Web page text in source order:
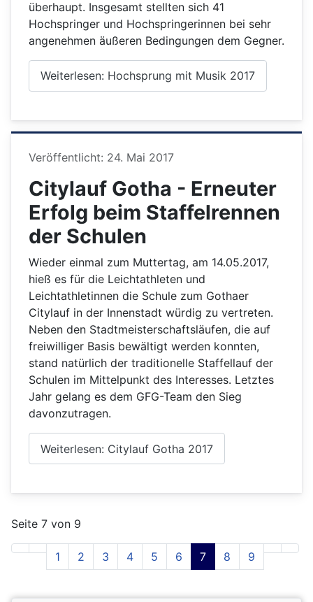
überhaupt. Insgesamt stellten sich 41
Hochspringer und Hochspringerinnen bei sehr
angenehmen äußeren Bedingungen dem Gegner.
Weiterlesen: Hochsprung mit Musik 2017
Details
Veröffentlicht: 24. Mai 2017
Citylauf Gotha - Erneuter
Erfolg beim Staffelrennen
der Schulen
Wieder einmal zum Muttertag, am 14.05.2017,
hieß es für die Leichtathleten und
Leichtathletinnen die Schule zum Gothaer
Citylauf in der Innenstadt würdig zu vertreten.
Neben den Stadtmeisterschaftsläufen, die auf
freiwilliger Basis bewältigt werden konnten,
stand natürlich der traditionelle Staffellauf der
Schulen im Mittelpunkt des Interesses. Letztes
Jahr gelang es dem GFG-Team den Sieg
davonzutragen.
Weiterlesen: Citylauf Gotha 2017
Seite 7 von 9
1 2 3 4 5 6 7 8 9